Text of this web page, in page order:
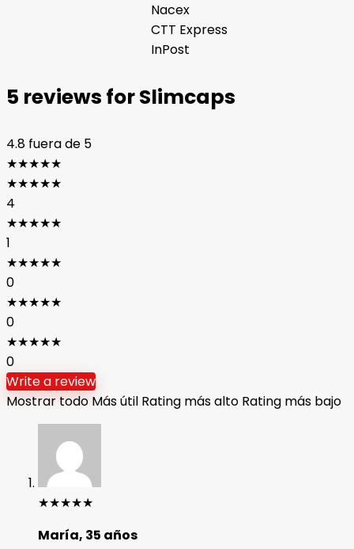
Nacex
CTT Express
InPost
5 reviews forSlimcaps
4.8 fuera de 5
★★★★★
★★★★★
4
★★★★★
1
★★★★★
0
★★★★★
0
★★★★★
0
Write a review
Mostrar todo Más útil Rating más alto Rating más bajo
★★★★★
María, 35 años